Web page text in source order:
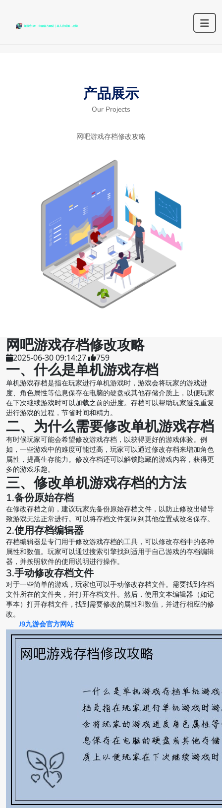
产品展示
Our Projects
网吧游戏存档修改攻略
网吧游戏存档修改攻略
2025-06-30 09:14:27 759
一、什么是单机游戏存档
单机游戏存档是指在玩家进行单机游戏时，游戏会将玩家的游戏进
度、角色属性等信息保存在电脑的硬盘或其他存储介质上，以便玩家
在下次继续游戏时可以加载之前的进度。存档可以帮助玩家避免重复
进行游戏的过程，节省时间和精力。
二、为什么需要修改单机游戏存档
有时候玩家可能会希望修改游戏存档，以获得更好的游戏体验。例
如，一些游戏中的难度可能过高，玩家可以通过修改存档来增加角色
属性，提高生存能力。修改存档还可以解锁隐藏的游戏内容，获得更
多的游戏乐趣。
三、修改单机游戏存档的方法
1.备份原始存档
在修改存档之前，建议玩家先备份原始存档文件，以防止修改出错导
致游戏无法正常进行。可以将存档文件复制到其他位置或改名保存。
2.使用存档编辑器
存档编辑器是专门用于修改游戏存档的工具，可以修改存档中的各种
属性和数值。玩家可以通过搜索引擎找到适用于自己游戏的存档编辑
器，并按照软件的使用说明进行操作。
3.手动修改存档文件
对于一些简单的游戏，玩家也可以手动修改存档文件。需要找到存档
文件所在的文件夹，并打开存档文件。然后，使用文本编辑器（如记
事本）打开存档文件，找到需要修改的属性和数值，并进行相应的修
改。
J9九游会官方网站